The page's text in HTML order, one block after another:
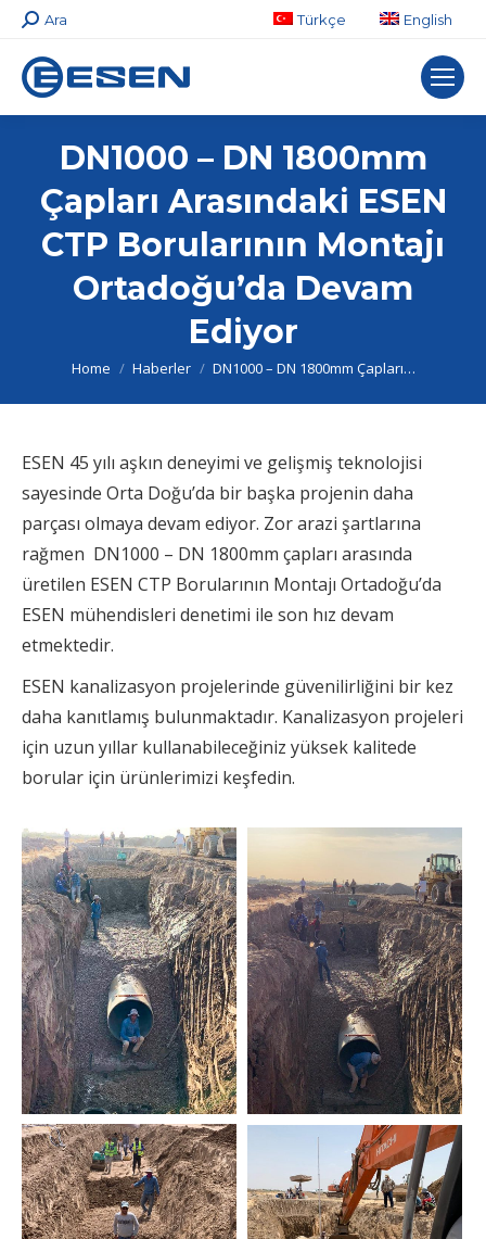
Search:
Ara Türkçe English
DN1000 – DN 1800mm
Çapları Arasındaki ESEN
CTP Borularının Montajı
Ortadoğu’da Devam
Ediyor
You are here:
Home Haberler DN1000 – DN 1800mm Çapları…
ESEN 45 yılı aşkın deneyimi ve gelişmiş teknolojisi
sayesinde Orta Doğu’da bir başka projenin daha
parçası olmaya devam ediyor. Zor arazi şartlarına
rağmen DN1000 – DN 1800mm çapları arasında
üretilen ESEN CTP Borularının Montajı Ortadoğu’da
ESEN mühendisleri denetimi ile son hız devam
etmektedir.
ESEN kanalizasyon projelerinde güvenilirliğini bir kez
daha kanıtlamış bulunmaktadır. Kanalizasyon projeleri
için uzun yıllar kullanabileceğiniz yüksek kalitede
borular için ürünlerimizi keşfedin.